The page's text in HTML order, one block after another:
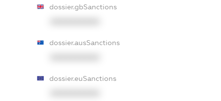
dossier.gbSanctions
dossier.ausSanctions
dossier.euSanctions